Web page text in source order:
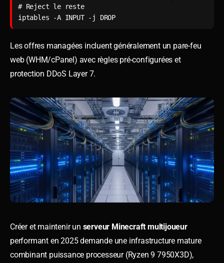
# Reject le reste
iptables -A INPUT -j DROP
Les offres managées incluent généralement un pare-feu
web (WHM/cPanel) avec règles pré-configurées et
protection DDoS Layer 7.
Créer et maintenir un serveur Minecraft multijoueur
performant en 2025 demande une infrastructure mature
combinant puissance processeur (Ryzen 9 7950X3D),